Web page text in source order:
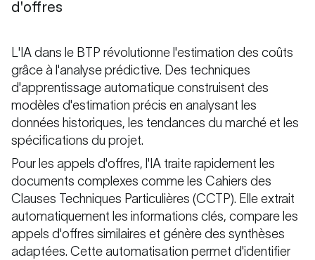
d'offres
L'IA dans le BTP révolutionne l'estimation des coûts
grâce à l'analyse prédictive. Des techniques
d'apprentissage automatique construisent des
modèles d'estimation précis en analysant les
données historiques, les tendances du marché et les
spécifications du projet.
Pour les appels d'offres, l'IA traite rapidement les
documents complexes comme les Cahiers des
Clauses Techniques Particulières (CCTP). Elle extrait
automatiquement les informations clés, compare les
appels d'offres similaires et génère des synthèses
adaptées. Cette automatisation permet d'identifier